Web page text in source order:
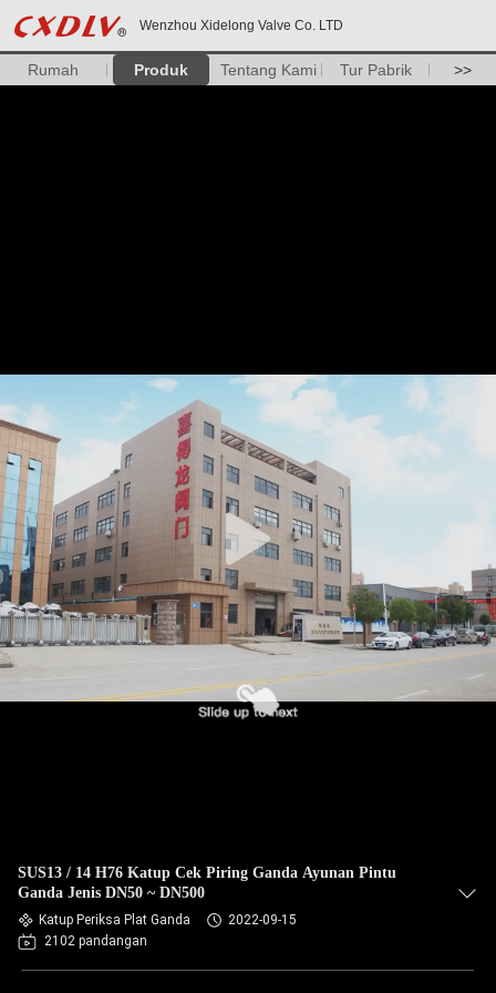
Wenzhou Xidelong Valve Co. LTD
Rumah Produk Tentang Kami Tur Pabrik >>
SUS13 / 14 H76 Katup Cek Piring Ganda Ayunan Pintu
Ganda Jenis DN50 ~ DN500
Katup Periksa Plat Ganda
2022-09-15
2102 pandangan